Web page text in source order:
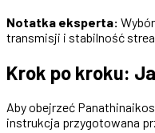
Notatka eksperta:
transmisji i stabilność
Krok po kroku:
Aby obejrzeć
instrukcja przygotowana